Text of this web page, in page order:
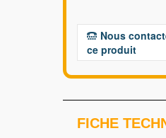
Nous
ce produit
FICHE